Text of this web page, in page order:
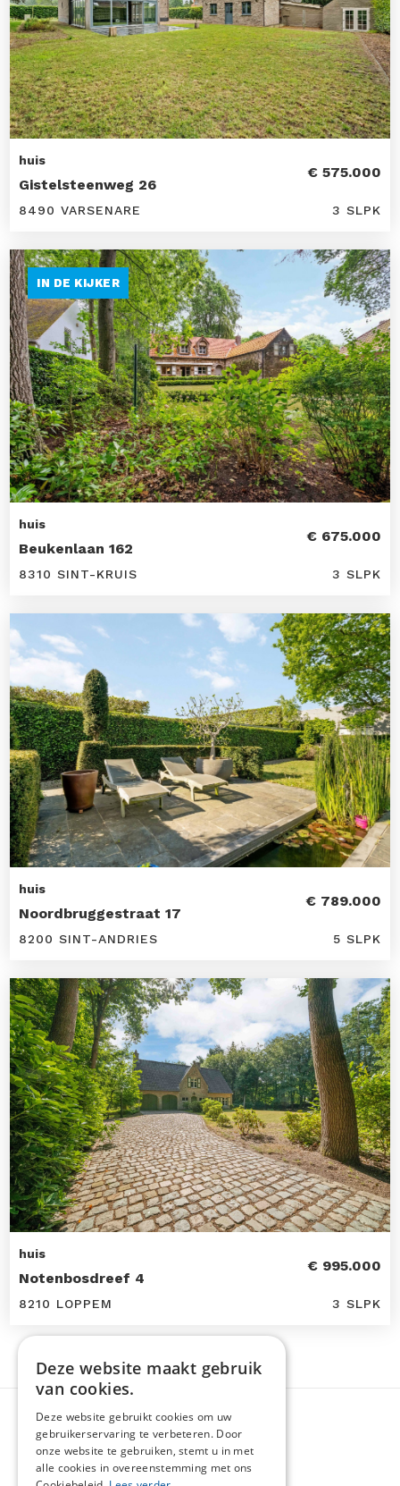
huis
Gistelsteenweg 26
€ 575.000
8490 VARSENARE 3 SLPK
IN DE KIJKER
huis
Beukenlaan 162
€ 675.000
8310 SINT-KRUIS 3 SLPK
huis
Noordbruggestraat 17
€ 789.000
8200 SINT-ANDRIES 5 SLPK
huis
Notenbosdreef 4
€ 995.000
8210 LOPPEM 3 SLPK
Deze website maakt gebruik
van cookies.
Deze website gebruikt cookies om uw
gebruikerservaring te verbeteren. Door
onze website te gebruiken, stemt u in met
alle cookies in overeenstemming met ons